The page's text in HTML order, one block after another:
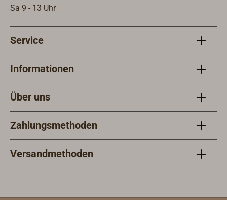
Sa 9 - 13 Uhr
Service
Informationen
Über uns
Zahlungsmethoden
Versandmethoden